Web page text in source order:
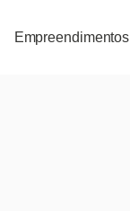
Empreendimentos